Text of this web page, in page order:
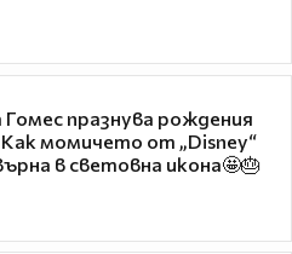
Гомес празнува рождения
Как момичето от „Disney“
в световна икона🤩🎂